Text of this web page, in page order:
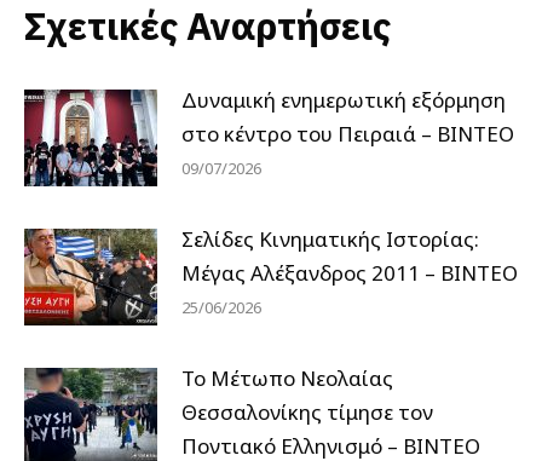
Σχετικές Αναρτήσεις
Δυναμική ενημερωτική εξόρμηση
στο κέντρο του Πειραιά – ΒΙΝΤΕΟ
09/07/2026
Σελίδες Κινηματικής Ιστορίας:
Μέγας Αλέξανδρος 2011 – ΒΙΝΤΕΟ
25/06/2026
Το Μέτωπο Νεολαίας
Θεσσαλονίκης τίμησε τον
Ποντιακό Ελληνισμό – ΒΙΝΤΕΟ